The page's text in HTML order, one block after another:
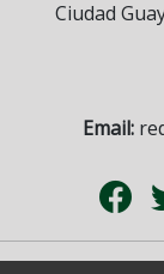
Ciudad
Email: